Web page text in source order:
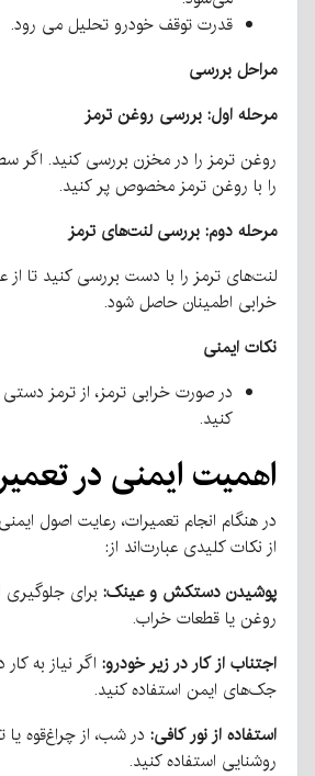
قدرت توقف خودرو تحلیل می رود.
مراحل بررسی
مرحله اول: بررسی روغن ترمز
روغن ترمز را در مخزن بررسی کنید. اگر
را با روغن ترمز مخصوص پر کنید.
مرحله دوم: بررسی لنت‌های ترمز
لنت‌های ترمز را با دست بررسی کنید تا
خرابی اطمینان حاصل شود.
نکات ایمنی
در صورت خرابی ترمز، از ترمز دستی
کنید.
اهمیت ایمنی در
در هنگام انجام تعمیرات، رعایت اصول
از نکات کلیدی عبارت‌اند از:
پوشیدن دستکش و عینک: برای
روغن یا قطعات خراب.
اجتناب از کار در زیر خودرو: اگر نیاز به
جک‌های ایمن استفاده کنید.
استفاده از نور کافی: در شب، از چراغ‌قوه یا
روشنایی استفاده کنید.